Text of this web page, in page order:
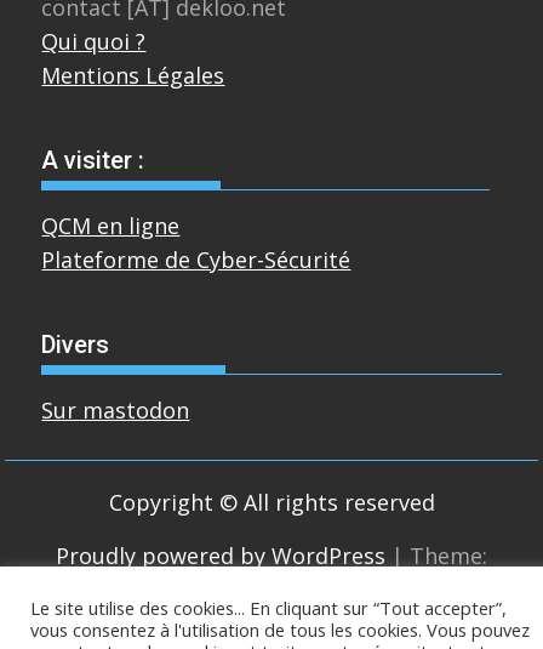
contact [AT] dekloo.net
Qui quoi ?
Mentions Légales
A visiter :
QCM en ligne
Plateforme de Cyber-Sécurité
Divers
Sur mastodon
Copyright © All rights reserved
Proudly powered by WordPress | Theme:
Le site utilise des cookies... En cliquant sur “Tout accepter”,
vous consentez à l'utilisation de tous les cookies. Vous pouvez